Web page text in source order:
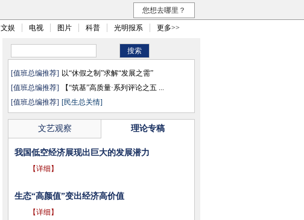
您想去哪里？
文娱 电视 图片 科普 光明报系 更多>>
[值班总编推荐] 以“休假之制”求解“发展之需”
[值班总编推荐]
【“筑基”高质量·系列评论之五 ...
[值班总编推荐] [民生总关情]
文艺观察 理论专稿
我国低空经济展现出巨大的发展潜力
【详细】
生态“高颜值”变出经济高价值
【详细】